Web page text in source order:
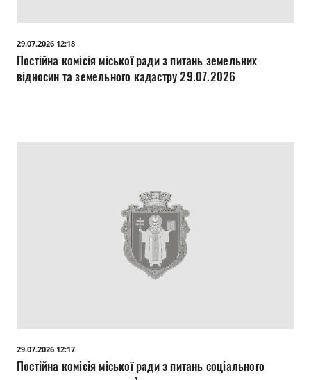
29.07.2026 12:18
Постійна комісія міської ради з питань земельних
відносин та земельного кадастру 29.07.2026
29.07.2026 12:17
Постійна комісія міської ради з питань соціального